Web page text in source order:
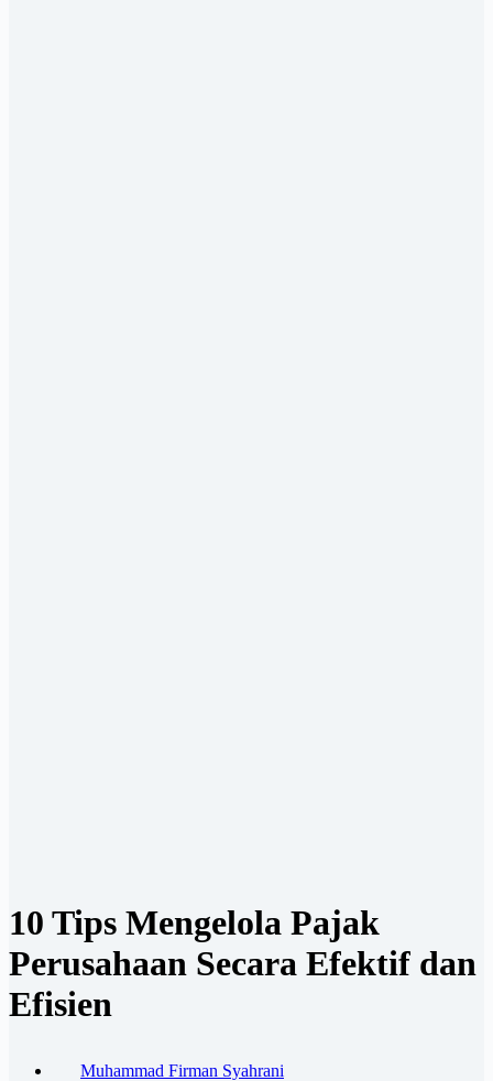
10 Tips Mengelola Pajak
Perusahaan Secara Efektif dan
Efisien
Muhammad Firman Syahrani